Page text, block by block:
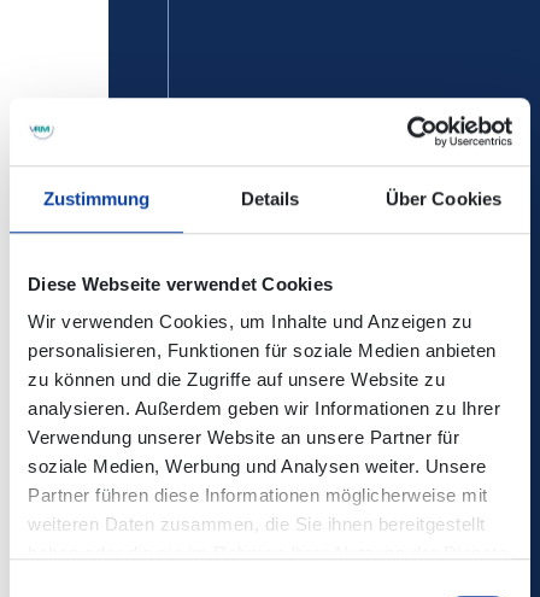
Zustimmung Details Über Cookies
Diese Webseite verwendet Cookies
Wir verwenden Cookies, um Inhalte und Anzeigen zu
personalisieren, Funktionen für soziale Medien anbieten
zu können und die Zugriffe auf unsere Website zu
analysieren. Außerdem geben wir Informationen zu Ihrer
Verwendung unserer Website an unsere Partner für
soziale Medien, Werbung und Analysen weiter. Unsere
Partner führen diese Informationen möglicherweise mit
weiteren Daten zusammen, die Sie ihnen bereitgestellt